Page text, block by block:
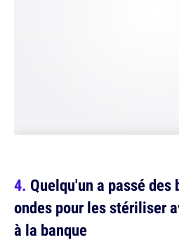
Quelqu'un a passé
ondes pour les stériliser
à la banque